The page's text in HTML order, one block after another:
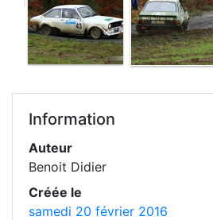
Information
Auteur
Benoit Didier
Créée le
samedi 20 février 2016